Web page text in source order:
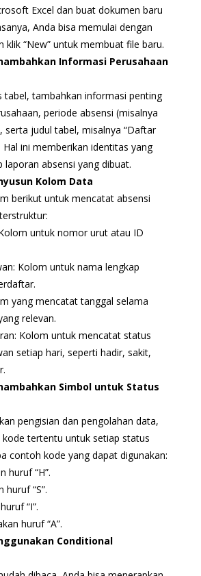
Excel dan buat dokumen baru
Anda bisa memulai dengan
klik “New” untuk membuat file baru.
Informasi Perusahaan
tabel, tambahkan informasi penting
periode absensi (misalnya
serta judul tabel, misalnya “Daftar
Hal ini memberikan identitas yang
laporan absensi yang dibuat.
Kolom Data
berikut untuk mencatat absensi
untuk nomor urut atau ID
Kolom untuk nama lengkap
yang mencatat tanggal selama
relevan.
Kolom untuk mencatat status
setiap hari, seperti hadir, sakit,
Simbol untuk Status
pengisian dan pengolahan data,
tertentu untuk setiap status
contoh kode yang dapat digunakan:
huruf “H”.
huruf “S”.
“I”.
huruf “A”.
Conditional